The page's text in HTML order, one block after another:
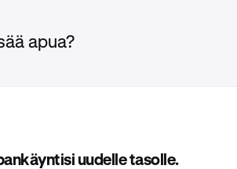
apua?
uudelle tasolle.